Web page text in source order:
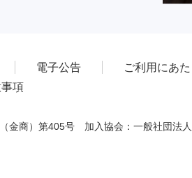
電子公告 ご利用にあ
項
金商）第405号 加入協会：一般社団法